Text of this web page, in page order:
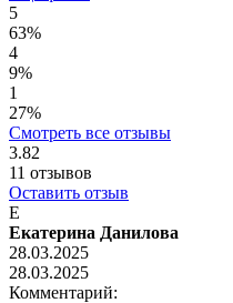
5
63%
4
9%
1
27%
Смотреть все отзывы
3.82
11 отзывов
Оставить отзыв
Е
Екатерина Данилова
28.03.2025
28.03.2025
Комментарий: